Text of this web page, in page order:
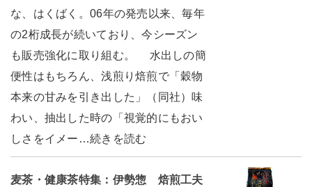
な、はくばく。06年の発売以来、毎年
の2桁成長が続いており、今シーズン
も販売強化に取り組む。 水出しの簡
便性はもちろん、浅煎り焙煎で「穀物
本来の甘みを引き出した」（同社）味
わい、抽出した時の「視覚的にもおい
しさをイメー…続きを読む
麦茶・健康茶特集：伊勢惣 焙煎工夫